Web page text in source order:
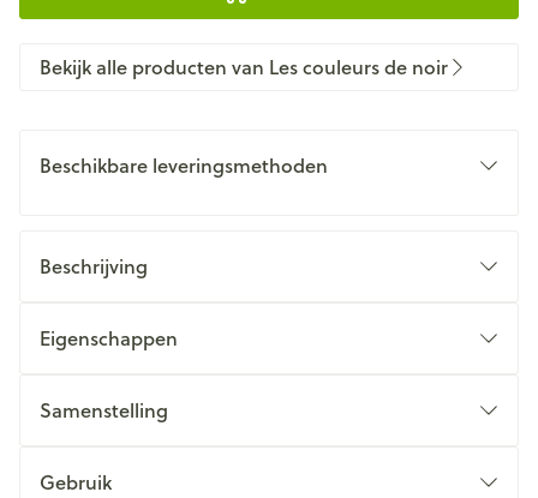
Bekijk alle producten van Les couleurs de noir
Beschikbare leveringsmethoden
Beschrijving
Eigenschappen
Samenstelling
Gebruik